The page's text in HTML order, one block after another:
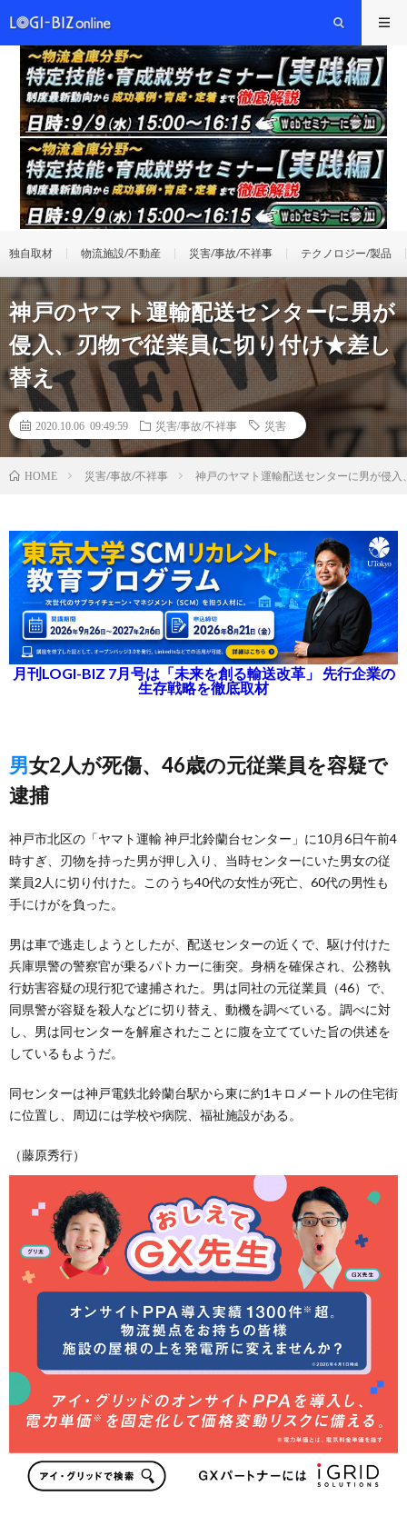
独自取材 物流施設/不動産 災害/事故/不祥事 テクノロジー/製品
神戸のヤマト運輸配送センターに男が
侵入、刃物で従業員に切り付け★差し
替え
2020.10.06 09:49:59 災害/事故/不祥事 災害
HOME 災害/事故/不祥事 神戸のヤマト運輸配送センターに男が侵
月刊LOGI-BIZ 7月号は「未来を創る輸送改革」 先行企業の
生存戦略を徹底取材
男女2人が死傷、46歳の元従業員を容疑で
逮捕
神戸市北区の「ヤマト運輸 神戸北鈴蘭台センター」に10月6日午前4
時すぎ、刃物を持った男が押し入り、当時センターにいた男女の従
業員2人に切り付けた。このうち40代の女性が死亡、60代の男性も
手にけがを負った。
男は車で逃走しようとしたが、配送センターの近くで、駆け付けた
兵庫県警の警察官が乗るパトカーに衝突。身柄を確保され、公務執
行妨害容疑の現行犯で逮捕された。男は同社の元従業員（46）で、
同県警が容疑を殺人などに切り替え、動機を調べている。調べに対
し、男は同センターを解雇されたことに腹を立てていた旨の供述を
しているもようだ。
同センターは神戸電鉄北鈴蘭台駅から東に約1キロメートルの住宅街
に位置し、周辺には学校や病院、福祉施設がある。
（藤原秀行）